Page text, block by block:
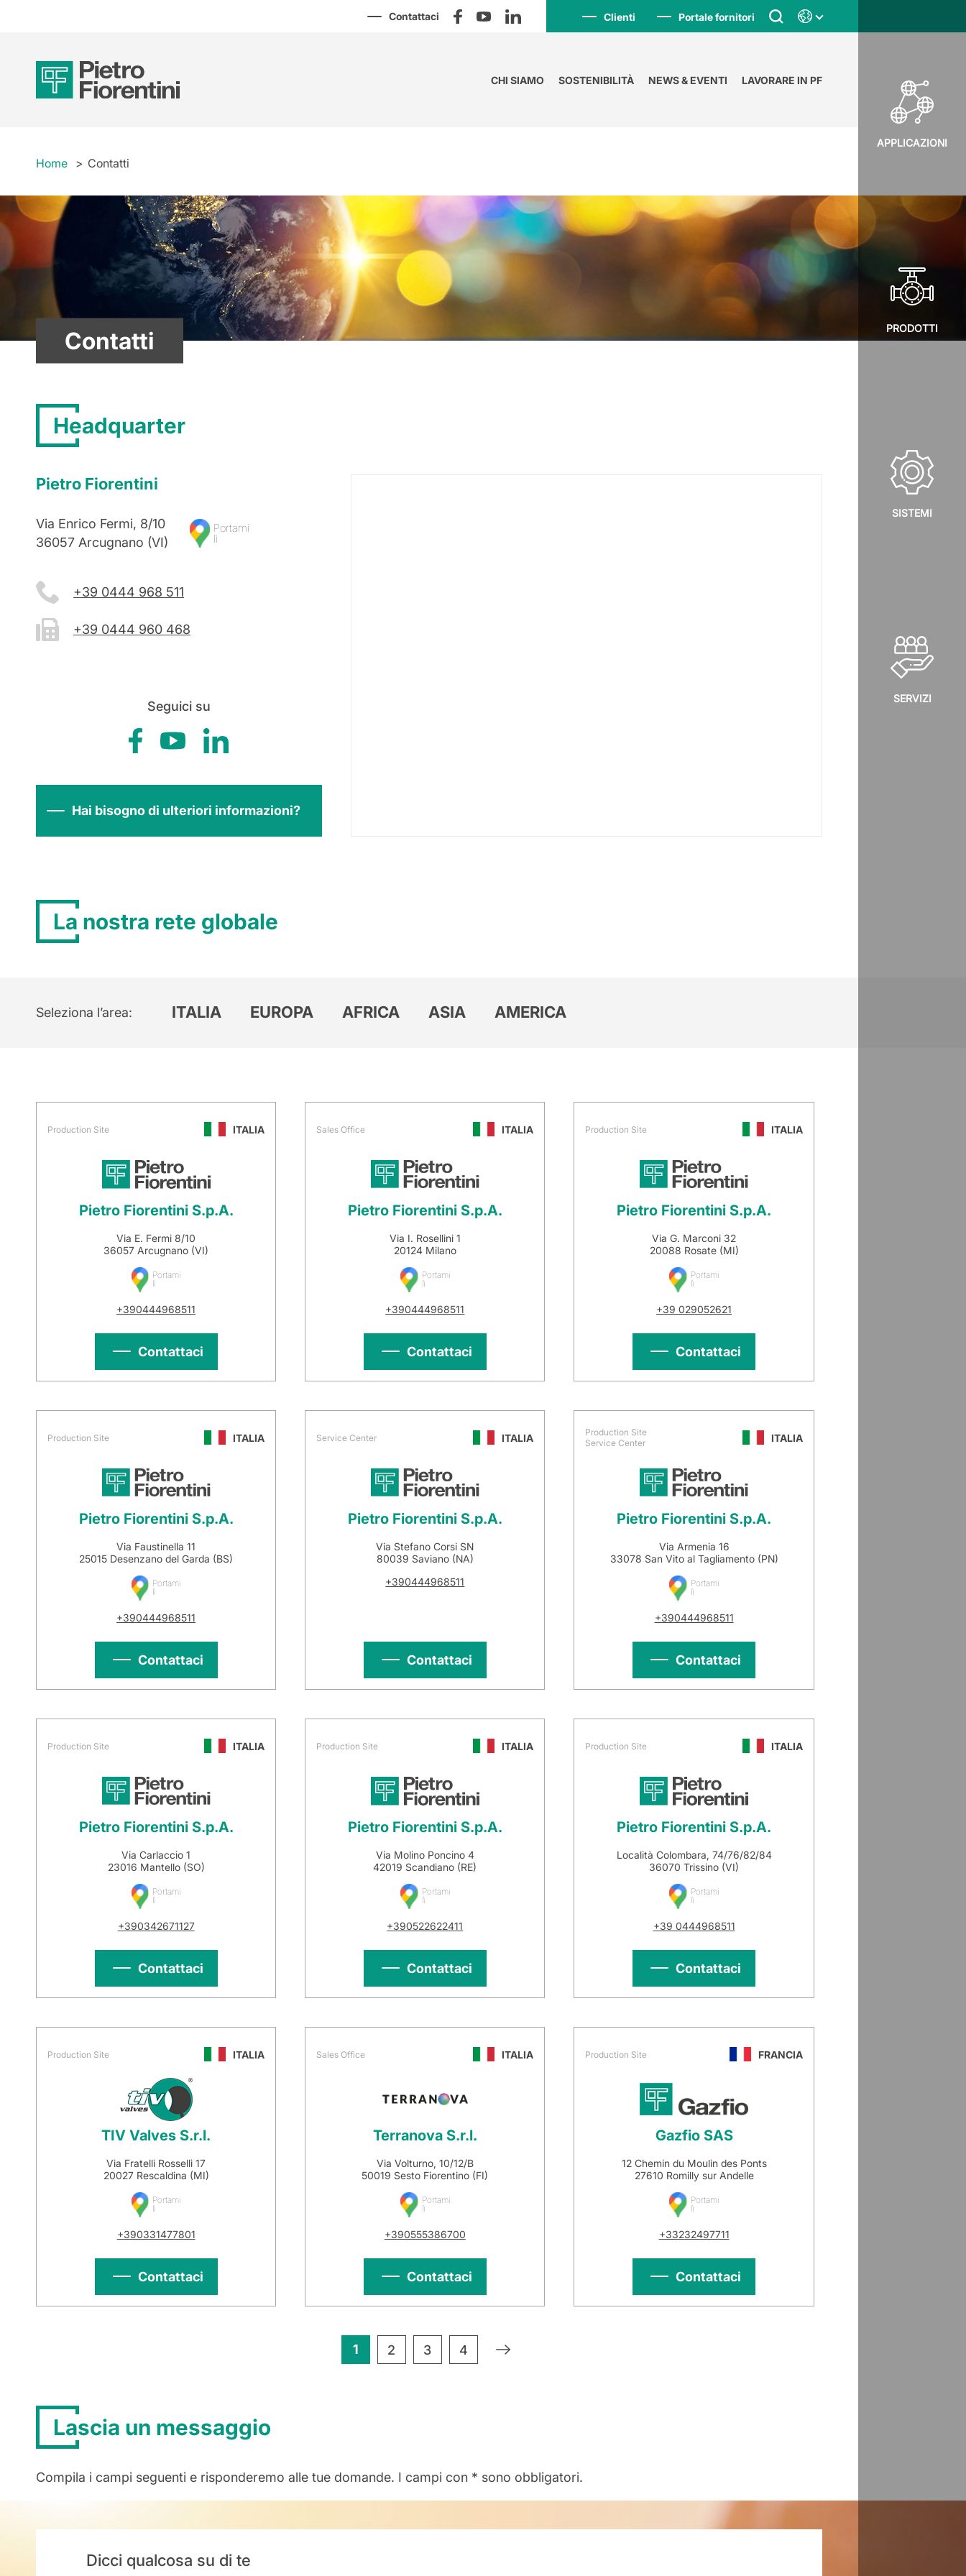
Contattaci Clienti Portale fornitori
CHI SIAMO SOSTENIBILITÀ NEWS & EVENTI LAVORARE IN PF
APPLICAZIONI
PRODOTTI
SISTEMI
SERVIZI
Home Contatti
Contatti
Headquarter
Pietro Fiorentini
Via Enrico Fermi, 8/10
36057 Arcugnano (VI)
Portami
lì
+39 0444 968 511
+39 0444 960 468
Seguici su
Hai bisogno di ulteriori informazioni?
La nostra rete globale
Seleziona l’area ITALIA EUROPA AFRICA ASIA AMERICA
Production Site ITALIA
Pietro Fiorentini S.p.A.
Via E. Fermi 8/10
36057 Arcugnano (VI)
Portami
lì
+390444968511
Contattaci
Sales Office ITALIA
Pietro Fiorentini S.p.A.
Via I. Rosellini 1
20124 Milano
Portami
lì
+390444968511
Contattaci
Production Site ITALIA
Pietro Fiorentini S.p.A.
Via G. Marconi 32
20088 Rosate (MI)
Portami
lì
+39 029052621
Contattaci
Production Site ITALIA
Pietro Fiorentini S.p.A.
Via Faustinella 11
25015 Desenzano del Garda (BS)
Portami
lì
+390444968511
Contattaci
Service Center ITALIA
Pietro Fiorentini S.p.A.
Via Stefano Corsi SN
80039 Saviano (NA)
+390444968511
Contattaci
Production Site
Service Center
ITALIA
Pietro Fiorentini S.p.A.
Via Armenia 16
33078 San Vito al Tagliamento (PN)
Portami
lì
+390444968511
Contattaci
Production Site ITALIA
Pietro Fiorentini S.p.A.
Via Carlaccio 1
23016 Mantello (SO)
Portami
lì
+390342671127
Contattaci
Production Site ITALIA
Pietro Fiorentini S.p.A.
Via Molino Poncino 4
42019 Scandiano (RE)
Portami
lì
+390522622411
Contattaci
Production Site ITALIA
Pietro Fiorentini S.p.A.
Località Colombara, 74/76/82/84
36070 Trissino (VI)
Portami
lì
+39 0444968511
Contattaci
Production Site ITALIA
TIV Valves S.r.l.
Via Fratelli Rosselli 17
20027 Rescaldina (MI)
Portami
lì
+390331477801
Contattaci
Sales Office ITALIA
Terranova S.r.l.
Via Volturno, 10/12/B
50019 Sesto Fiorentino (FI)
Portami
lì
+390555386700
Contattaci
Production Site FRANCIA
Gazfio SAS
12 Chemin du Moulin des Ponts
27610 Romilly sur Andelle
Portami
lì
+33232497711
Contattaci
1 2 3 4 »
Lascia un messaggio
Compila i campi seguenti e risponderemo alle tue domande. I campi con * sono obbligatori.
Dicci qualcosa su di te